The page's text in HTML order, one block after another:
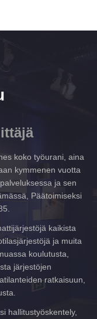
koko työurani, aina
kymmenen vuotta
ja sen
Päätoimiseksi
kaikista
ja muita
koulutusta,
järjestöjen
ratkaisuun,
hallitustyöskentely,